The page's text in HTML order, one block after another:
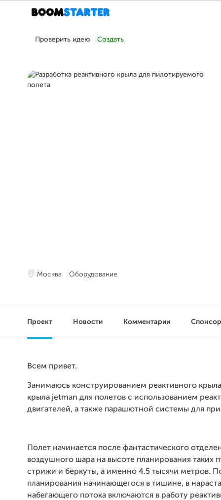
Проверить идею Создать
Москва Оборудование
Проект Новости Комментарии
Всем привет.
Занимаюсь конструированием реактивного
крыла jetman для полетов с использованием
двигателей, а также парашютной системы для
Полет начинается после фантастического
воздушного шара на высоте планирования таких
стрижи и беркуты, а именно 4.5 тысячи метров.
планирования начинающегося в тишине, в
набегающего потока включаются в работу